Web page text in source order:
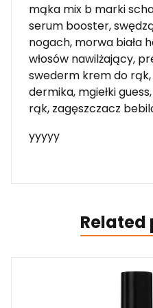
mąka mix b marki
serum booster,
nogach, morwa biała
włosów nawilżający,
swederm krem do
dermika, mgiełki
rąk, zagęszczacz
yyyyy